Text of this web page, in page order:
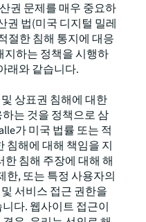
권 문제를 매우 중요하
권 법(미국 디지털 밀레
절한 침해 통지에 대응
지하는 정책을 시행하
래와 같습니다.
상표권 침해에 대한
는 것을 정책으로 삼
가 미국 법률 또는 적
침해에 대해 책임을 지
침해 주장에 대해 해
한, 또는 특정 사용자의
서비스 접근 권한을
다. 웹사이트 접근이